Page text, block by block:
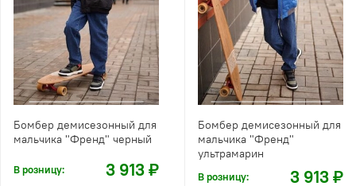
Бомбер демисезонный для
мальчика "Френд" черный
В розницу: 3 913 ₽
Бомбер демисезонный для
мальчика "Френд"
ультрамарин
В розницу: 3 913 ₽